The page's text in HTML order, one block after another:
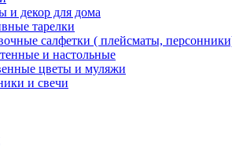
и декор для дома
тарелки
салфетки ( плейсматы,
и настольные
цветы и муляжи
и свечи